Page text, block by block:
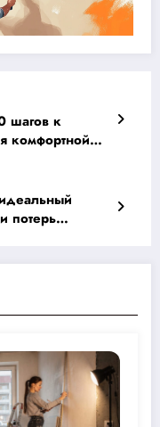
шагов к
комфортной
потерь